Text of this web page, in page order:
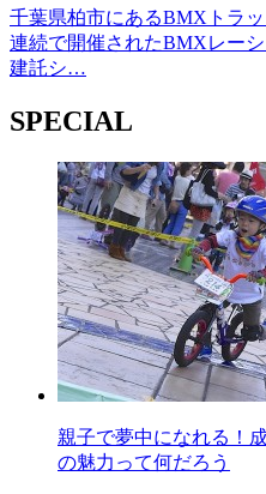
千葉県柏市にあるBMXトラ
連続で開催されたBMXレー
建託シ…
SPECIAL
親子で夢中になれる！
の魅力って何だろう